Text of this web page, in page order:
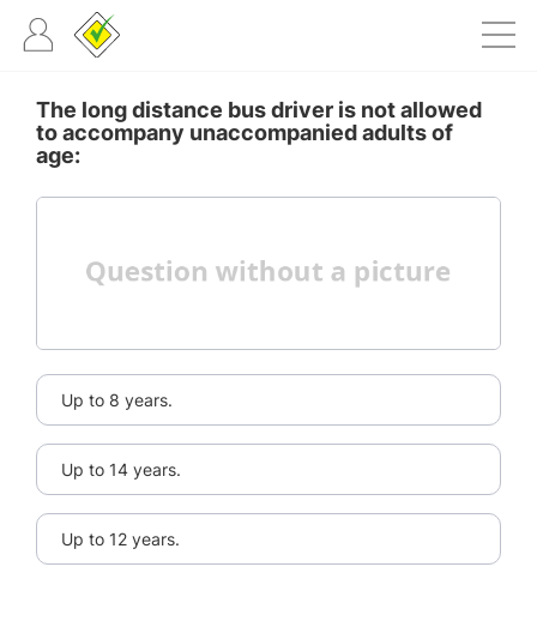
The long distance bus driver is not allowed
to accompany unaccompanied adults of
age:
Up to 8 years.
Up to 14 years.
Up to 12 years.